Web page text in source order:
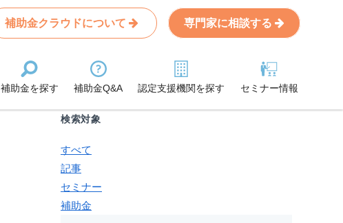
補助金クラウドについて 専門家に相談する
補助金を探す 補助金Q&A 認定支援機関を探す セミナー情報
Search
条件から記事を探す
検索対象
すべて
記事
セミナー
補助金